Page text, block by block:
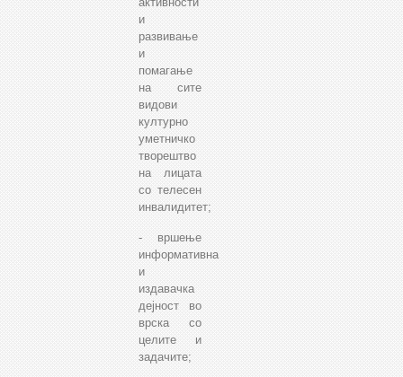
и
развивање
и
помагање
на сите
видови
културно
уметничко
творештво
на лицата
со телесен
инвалидитет;
- вршење
информативна
и
издавачка
дејност во
врска со
целите и
задачите;